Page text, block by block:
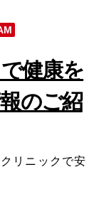
健康を
のご紹
リニックで安